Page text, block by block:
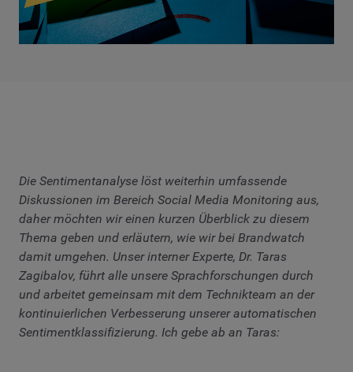
Die Sentimentanalyse löst weiterhin umfassende
Diskussionen im Bereich Social Media Monitoring aus,
daher möchten wir einen kurzen Überblick zu diesem
Thema geben und erläutern, wie wir bei Brandwatch
damit umgehen. Unser interner Experte, Dr. Taras
Zagibalov, führt alle unsere Sprachforschungen durch
und arbeitet gemeinsam mit dem Technikteam an der
kontinuierlichen Verbesserung unserer automatischen
Sentimentklassifizierung. Ich gebe ab an Taras: